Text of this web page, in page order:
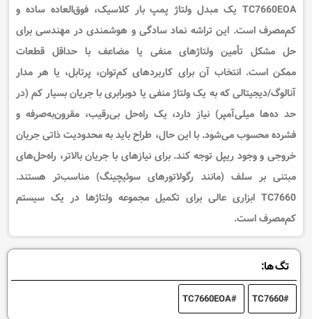
TC7660EOAیک مبدل ولتاژ پمپ بار کلاسیک، فوق‌العاده ساده و
کم‌مصرفاست. این تراشه نماد سادگی و هوشمندی در مهندسیبرای
حل مشکل تأمین ولتاژهای منفی یا مضاعف با حداقل قطعات
ممکن است. انتخاب آن برای کاربردهای کم‌توان، پرتابل، یا هر مدار
آنالوگ/دیجیتالی که به یک ولتاژ منفی یا دوبرابری با جریان بسیار کم (در
حد ده‌ها میلی‌آمپر) نیاز دارد، یکراه‌حل بی‌رقیب، مقرون‌به‌صرفه و
فشردهمحسوب می‌شود. با این حال، طراح باید بهمحدودیت ذاتی جریان
خروجی و وجود ریپل توجه کند. برای نیازهای با جریان بالاتر، راه‌حل‌های
مبتنی بر سلف (مانند رگولاتورهای سوئیچینگ) مناسب‌تر هستند.
TC7660 ابزاری عالی برای تکمیل مجموعه ولتاژها در یک سیستم
کم‌مصرفاست.
تگ ها:
TC7660
TC7660EOA